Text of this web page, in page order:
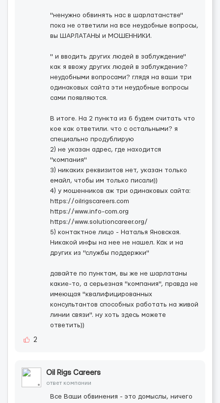
"ненужно обвинять нас в шарлатанстве"
пока не ответили на все неудобные вопросы,
вы ШАРЛАТАНЫ и МОШЕННИКИ.
" и вводить других людей в заблуждение"
как я ввожу других людей в заблуждение?
неудобными вопросами? глядя на ваши три
одинаковых сайта эти неудобные вопросы
сами появляются.
В итоге. На 2 пункта из 6 будем считать что
кое как ответили. что с остальными? я
специально продублирую
2) не указан адрес, где находится
"компания"
3) никаких реквизитов нет, указан только
емайл, чтобы им только писали))
4) у мошенников аж три одинаковых сайта:
https://oilrigscareers.com
https://www.info-com.org
https://www.solutioncareer.org/
5) контактное лицо - Наталья Яновская.
Никакой инфы на нее не нашел. Как и на
других из "службы поддержки"
давайте по пунктам, вы же не шарлатаны
какие-то, а серьезная "компания", правда не
имеющая "квалифицированных
консультантов способных работать на живой
линии связи". ну хоть здесь можете
ответить))
2
Oil Rigs Careers
ответ компании
Все Ваши обвинения - это домыслы, ничего